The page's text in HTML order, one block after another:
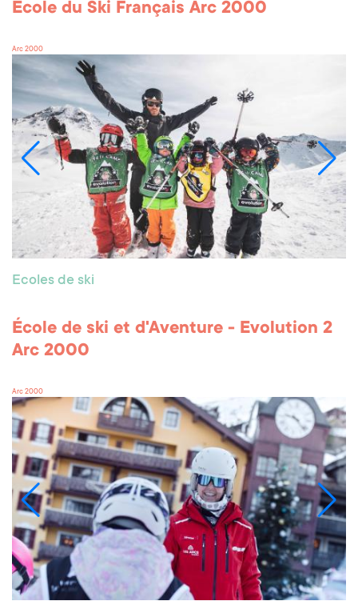
Ecole du Ski Français Arc 2000
Arc 2000
Ecoles de ski
École de ski et d'Aventure - Evolution 2
Arc 2000
Arc 2000